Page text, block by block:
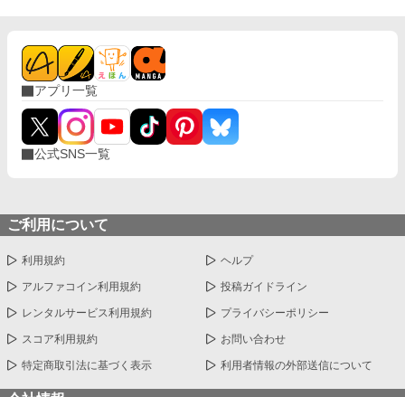
アプリ一覧
公式SNS一覧
ご利用について
利用規約 ヘルプ
アルファコイン利用規約 投稿ガイドライン
レンタルサービス利用規約 プライバシーポリシー
スコア利用規約 お問い合わせ
特定商取引法に基づく表示 利用者情報の外部送信について